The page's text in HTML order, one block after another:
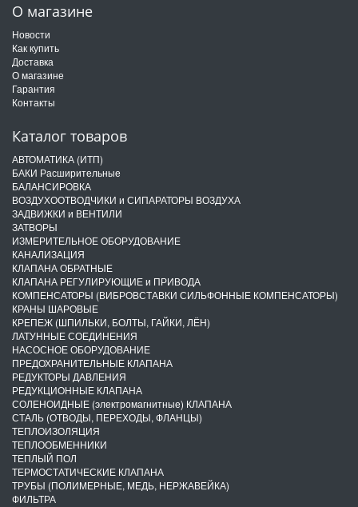
О магазине
Новости
Как купить
Доставка
О магазине
Гарантия
Контакты
Каталог товаров
АВТОМАТИКА (ИТП)
БАКИ Расширительные
БАЛАНСИРОВКА
ВОЗДУХООТВОДЧИКИ и СИПАРАТОРЫ ВОЗДУХА
ЗАДВИЖКИ и ВЕНТИЛИ
ЗАТВОРЫ
ИЗМЕРИТЕЛЬНОЕ ОБОРУДОВАНИЕ
КАНАЛИЗАЦИЯ
КЛАПАНА ОБРАТНЫЕ
КЛАПАНА РЕГУЛИРУЮЩИЕ и ПРИВОДА
КОМПЕНСАТОРЫ (ВИБРОВСТАВКИ СИЛЬФОННЫЕ КОМПЕНСАТОРЫ)
КРАНЫ ШАРОВЫЕ
КРЕПЕЖ (ШПИЛЬКИ, БОЛТЫ, ГАЙКИ, ЛЁН)
ЛАТУННЫЕ СОЕДИНЕНИЯ
НАСОСНОЕ ОБОРУДОВАНИЕ
ПРЕДОХРАНИТЕЛЬНЫЕ КЛАПАНА
РЕДУКТОРЫ ДАВЛЕНИЯ
РЕДУКЦИОННЫЕ КЛАПАНА
СОЛЕНОИДНЫЕ (электромагнитные) КЛАПАНА
СТАЛЬ (ОТВОДЫ, ПЕРЕХОДЫ, ФЛАНЦЫ)
ТЕПЛОИЗОЛЯЦИЯ
ТЕПЛООБМЕННИКИ
ТЕПЛЫЙ ПОЛ
ТЕРМОСТАТИЧЕСКИЕ КЛАПАНА
ТРУБЫ (ПОЛИМЕРНЫЕ, МЕДЬ, НЕРЖАВЕЙКА)
ФИЛЬТРА